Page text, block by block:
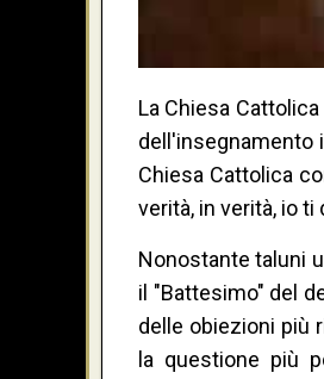
La Chiesa
dell'insegnamento
Chiesa Cattolica
verità, in verità, io ti
Nonostante taluni
il "Battesimo" del
delle obiezioni più
la questione più